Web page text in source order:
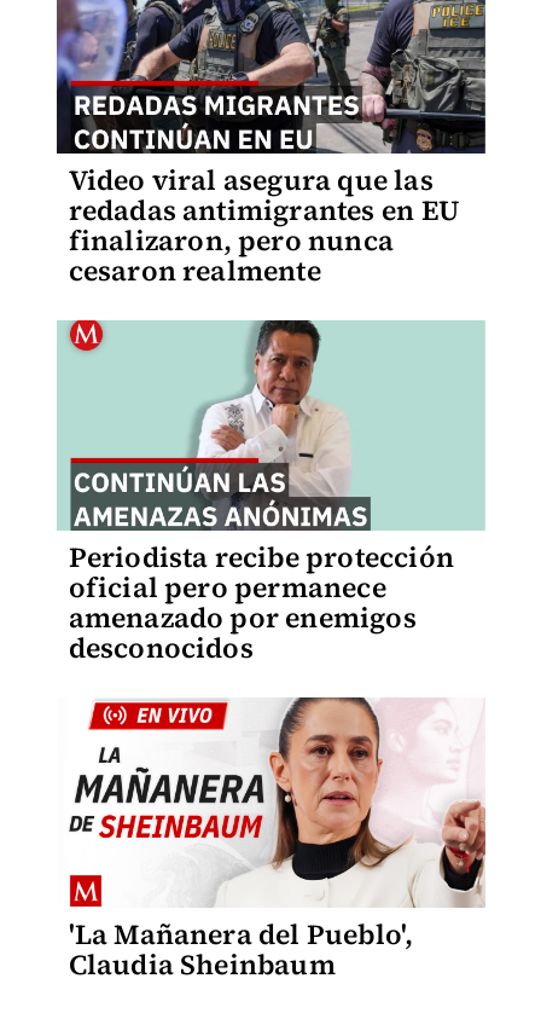
Video viral asegura que las
redadas antimigrantes en EU
finalizaron, pero nunca
cesaron realmente
Periodista recibe protección
oficial pero permanece
amenazado por enemigos
desconocidos
'La Mañanera del Pueblo',
Claudia Sheinbaum